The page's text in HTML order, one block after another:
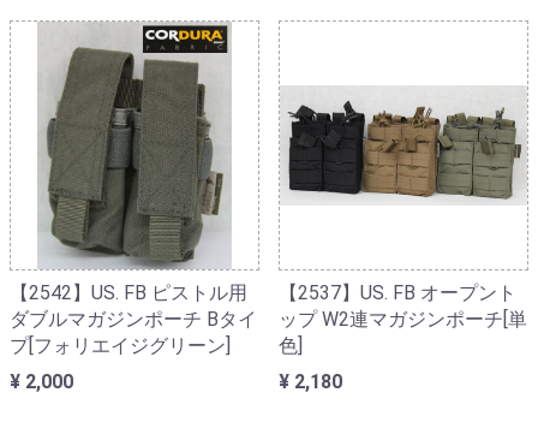
【2542】US. FB ピストル用
ダブルマガジンポーチ Bタイ
プ[フォリエイジグリーン]
¥ 2,000
【2537】US. FB オープント
ップ W2連マガジンポーチ[単
色]
¥ 2,180